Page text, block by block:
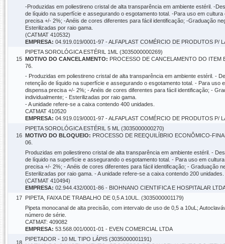
-Produzidas em poliestireno cristal de alta transparência em ambiente estéril. -
de líquido na superfície e assegurando o esgotamento total. -Para uso em
precisa +/- 2%; -Anéis de cores diferentes para fácil identificação; -Graduação
Esterilizadas por raio gama.
(CATMAT 410532)
EMPRESA: 04.919.019/0001-97 - ALFAPLAST COMÉRCIO DE PRODUTOS P/
15
PIPETA SOROLÓGICA ESTÉRIL 1ML (3035000000269)
MOTIVO DO CANCELAMENTO: PROCESSO DE CANCELAMENTO DO ITEM
76.
- Produzidas em poliestireno cristal de alta transparência em ambiente estéril. -
retenção de líquido na superfície e assegurando o esgotamento total. - Para
dispensa precisa +/- 2%; - Anéis de cores diferentes para fácil identificação; -
individualmente; - Esterilizadas por raio gama.
- A unidade refere-se a caixa contendo 400 unidades.
CATMAT 410520
EMPRESA: 04.919.019/0001-97 - ALFAPLAST COMÉRCIO DE PRODUTOS P/
16
PIPETA SOROLÓGICA ESTÉRIL 5 ML (3035000000270)
MOTIVO DO BLOQUEIO: PROCESSO DE REEQUILÍBRIO ECONÔMICO-
06.
Produzidas em poliestireno cristal de alta transparência em ambiente estéril. -
de líquido na superfície e assegurando o esgotamento total. - Para uso em
precisa +/- 2%; - Anéis de cores diferentes para fácil identificação; - Graduação
Esterilizadas por raio gama. - A unidade refere-se a caixa contendo 200 unidades.
(CATMAT 410494)
EMPRESA: 02.944.432/0001-86 - BIOHNANO CIENTIFICA E HOSPITALAR
17 PIPETA, FAIXA DE TRABALHO DE 0,5 A 10UL. (3035000001179)
Pipeta monocanal de alta precisão, com intervalo de uso de 0,5 a 10uL;
número de série.
CATMAT: 409082
EMPRESA: 53.568.001/0001-01 - EVEN COMERCIAL LTDA
18
PIPETADOR - 10 ML TIPO LÁPIS (3035000001191)